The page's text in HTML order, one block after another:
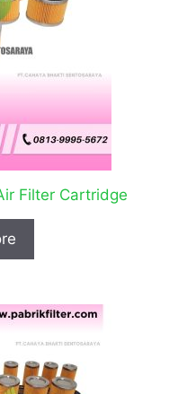
Filter Cartridge